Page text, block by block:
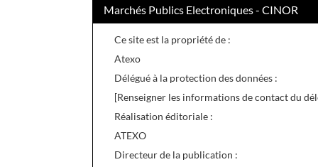
Marchés Publics Electroniques - CINOR
Ce site est la propriété de :
Atexo
Délégué à la protection des données :
[Renseigner les informations de contact du
Réalisation éditoriale :
ATEXO
Directeur de la publication :